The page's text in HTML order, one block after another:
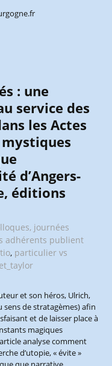
: une
service des
les Actes
d’Angers-
éditions
journées
adhérents publient
, particulier vs
et son héros, Ulrich,
sens de stratagèmes) afin
et de laisser place à
magiques
analyse comment
d’utopie, « évite »